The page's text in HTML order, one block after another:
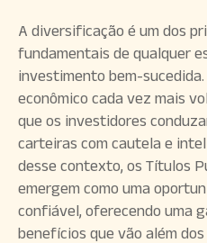
A diversificação é um dos
fundamentais de qualquer
investimento bem-sucedida.
econômico cada vez mais
que os investidores
carteiras com cautela e
desse contexto, os Títulos
emergem como uma
confiável, oferecendo uma
benefícios que vão além